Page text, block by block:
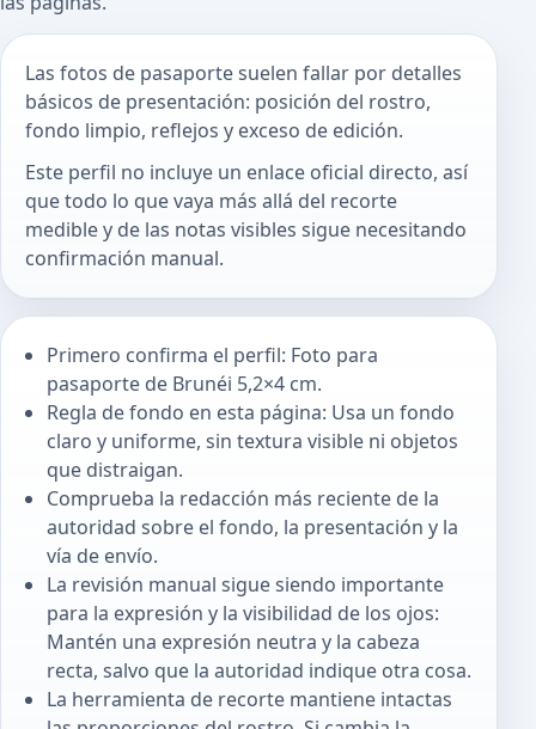
Las fotos de pasaporte suelen fallar por detalles
básicos de presentación: posición del rostro,
fondo limpio, reflejos y exceso de edición.
Este perfil no incluye un enlace oficial directo, así
que todo lo que vaya más allá del recorte
medible y de las notas visibles sigue necesitando
confirmación manual.
Primero confirma el perfil: Foto para
pasaporte de Brunéi 5,2×4 cm.
Regla de fondo en esta página: Usa un fondo
claro y uniforme, sin textura visible ni objetos
que distraigan.
Comprueba la redacción más reciente de la
autoridad sobre el fondo, la presentación y la
vía de envío.
La revisión manual sigue siendo importante
para la expresión y la visibilidad de los ojos:
Mantén una expresión neutra y la cabeza
recta, salvo que la autoridad indique otra cosa.
La herramienta de recorte mantiene intactas